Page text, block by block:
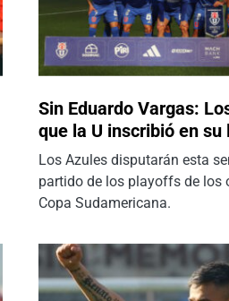
Sin Eduardo Vargas:
que la U inscribió en
Los Azules disputarán esta
partido de los playoffs de los
Copa Sudamericana.